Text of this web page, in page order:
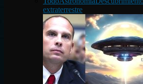
extraterrestre